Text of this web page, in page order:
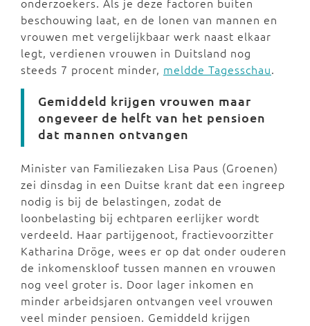
beschouwing laat, en de lonen van mannen en
vrouwen met vergelijkbaar werk naast elkaar
legt, verdienen vrouwen in Duitsland nog
steeds 7 procent minder, meldde Tagesschau.
Gemiddeld krijgen vrouwen maar
ongeveer de helft van het pensioen
dat mannen ontvangen
Minister van Familiezaken Lisa Paus (Groenen)
zei dinsdag in een Duitse krant dat een ingreep
nodig is bij de belastingen, zodat de
loonbelasting bij echtparen eerlijker wordt
verdeeld. Haar partijgenoot, fractievoorzitter
Katharina Dröge, wees er op dat onder ouderen
de inkomenskloof tussen mannen en vrouwen
nog veel groter is. Door lager inkomen en
minder arbeidsjaren ontvangen veel vrouwen
veel minder pensioen. Gemiddeld krijgen